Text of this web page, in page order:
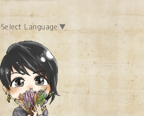
Select Language ▼